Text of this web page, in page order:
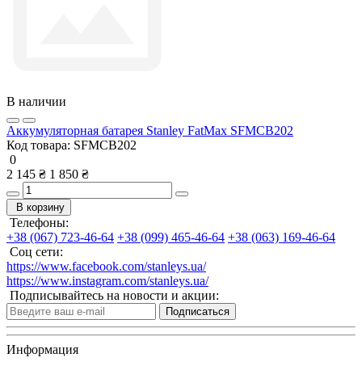
В наличии
Аккумуляторная батарея Stanley FatMax SFMCB202
Код товара: SFMCB202
0
2 145 ₴ 1 850 ₴
В корзину
Телефоны:
+38 (067) 723-46-64 +38 (099) 465-46-64 +38 (063) 169-46-64
Соц сети:
https://www.facebook.com/stanleys.ua/
https://www.instagram.com/stanleys.ua/
Подписывайтесь на новости и акции:
Подписаться
Информация